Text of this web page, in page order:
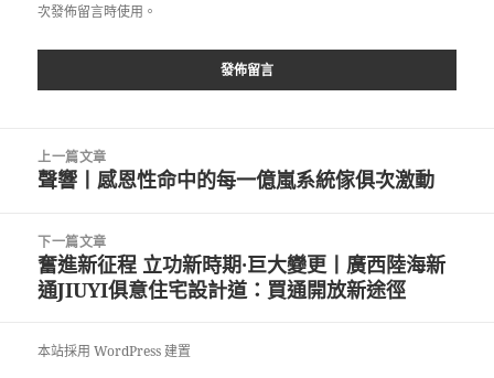
次發佈留言時使用。
上一篇文章
上
篇
文
章:
聲響丨感恩性命中的每一億嵐系統傢俱次激動
下一篇文章
下
一
文
奮進新征程 立功新時期·巨大變更丨廣西陸海新
通JIUYI俱意住宅設計道：買通開放新途徑
本站採用 WordPress 建置